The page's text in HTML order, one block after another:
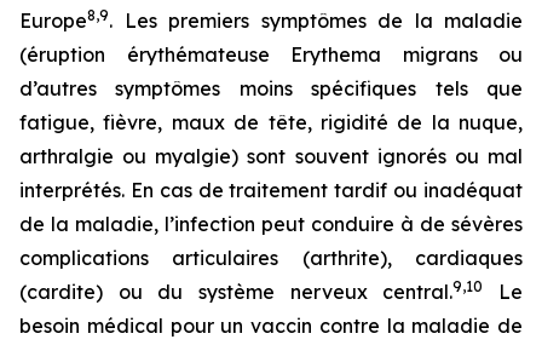
Europe8,9. Les premiers symptômes de la maladie
(éruption érythémateuse Erythema migrans ou
d’autres symptômes moins spécifiques tels que
fatigue, fièvre, maux de tête, rigidité de la nuque,
arthralgie ou myalgie) sont souvent ignorés ou mal
interprétés. En cas de traitement tardif ou inadéquat
de la maladie, l’infection peut conduire à de sévères
complications articulaires (arthrite), cardiaques
(cardite) ou du système nerveux central.9,10
Le
besoin médical pour un vaccin contre la maladie de